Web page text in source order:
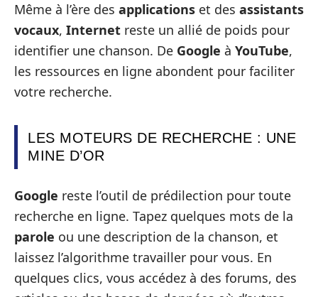
Même à l’ère des applications et des assistants
vocaux, Internet reste un allié de poids pour
identifier une chanson. De Google à YouTube,
les ressources en ligne abondent pour faciliter
votre recherche.
LES MOTEURS DE RECHERCHE : UNE
MINE D’OR
Google reste l’outil de prédilection pour toute
recherche en ligne. Tapez quelques mots de la
parole ou une description de la chanson, et
laissez l’algorithme travailler pour vous. En
quelques clics, vous accédez à des forums, des